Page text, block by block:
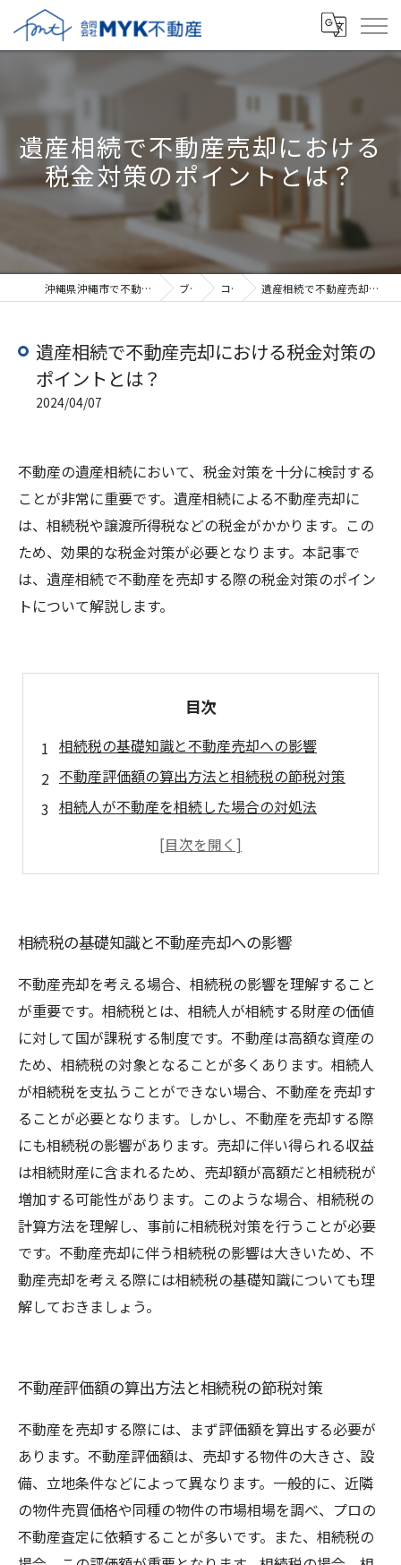
遺産相続で不動産売却における
税金対策のポイントとは？
沖縄県沖縄市で不動産売却なら合同会社MYK不動産 ブログ コラム 遺産相続で不動産売却における税金対策のポイントとは？
遺産相続で不動産売却における税金対策の
ポイントとは？
2024/04/07
不動産の遺産相続において、税金対策を十分に検討する
ことが非常に重要です。遺産相続による不動産売却に
は、相続税や譲渡所得税などの税金がかかります。この
ため、効果的な税金対策が必要となります。本記事で
は、遺産相続で不動産を売却する際の税金対策のポイン
トについて解説します。
目次
相続税の基礎知識と不動産売却への影響
不動産評価額の算出方法と相続税の節税対策
相続人が不動産を相続した場合の対処法
相続対策としての贈与と不動産売却の関係
相続税の基礎知識と不動産売却への影響
不動産売却を考える場合、相続税の影響を理解すること
が重要です。相続税とは、相続人が相続する財産の価値
に対して国が課税する制度です。不動産は高額な資産の
ため、相続税の対象となることが多くあります。相続人
が相続税を支払うことができない場合、不動産を売却す
ることが必要となります。しかし、不動産を売却する際
にも相続税の影響があります。売却に伴い得られる収益
は相続財産に含まれるため、売却額が高額だと相続税が
増加する可能性があります。このような場合、相続税の
計算方法を理解し、事前に相続税対策を行うことが必要
です。不動産売却に伴う相続税の影響は大きいため、不
動産売却を考える際には相続税の基礎知識についても理
解しておきましょう。
不動産評価額の算出方法と相続税の節税対策
不動産を売却する際には、まず評価額を算出する必要が
あります。不動産評価額は、売却する物件の大きさ、設
備、立地条件などによって異なります。一般的に、近隣
の物件売買価格や同種の物件の市場相場を調べ、プロの
不動産査定に依頼することが多いです。また、相続税の